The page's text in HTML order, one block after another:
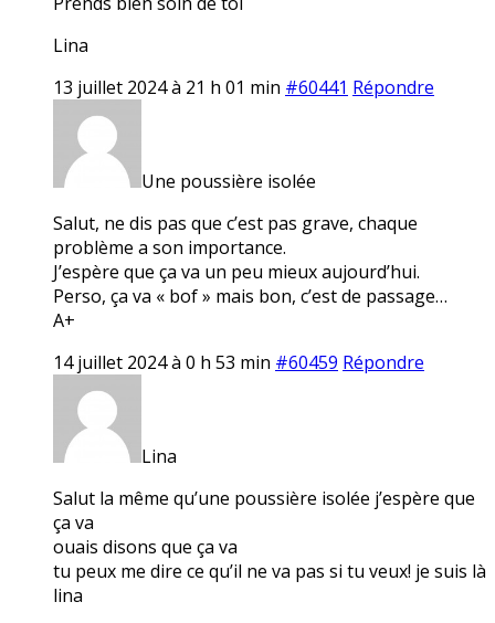
Lina
13 juillet 2024 à 21 h 01 min #60441 Répondre
Une poussière isolée
Salut, ne dis pas que c’est pas grave, chaque
problème a son importance.
J’espère que ça va un peu mieux aujourd’hui.
Perso, ça va « bof » mais bon, c’est de passage…
A+
14 juillet 2024 à 0 h 53 min #60459 Répondre
Lina
Salut la même qu’une poussière isolée j’espère que
ça va
ouais disons que ça va
tu peux me dire ce qu’il ne va pas si tu veux! je suis là
lina